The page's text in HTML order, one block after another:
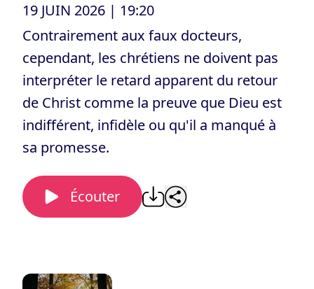
19 JUIN 2026 | 19:20
Contrairement aux faux docteurs,
cependant, les chrétiens ne doivent pas
interpréter le retard apparent du retour
de Christ comme la preuve que Dieu est
indifférent, infidèle ou qu'il a manqué à
sa promesse.
Écouter